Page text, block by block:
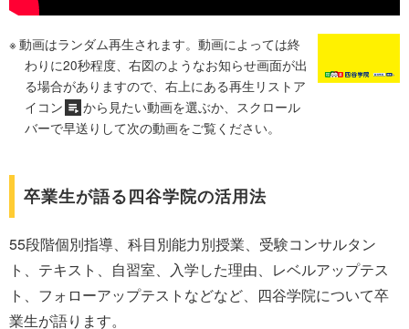
動画はランダム再生されます。動画によっては終
わりに20秒程度、右図のようなお知らせ画面が出
る場合がありますので、右上にある再生リストア
イコン
から見たい動画を選ぶか、スクロール
バーで早送りして次の動画をご覧ください。
卒業生が語る四谷学院の活用法
55段階個別指導、科目別能力別授業、受験コンサルタン
ト、テキスト、自習室、入学した理由、レベルアップテス
ト、フォローアップテストなどなど、四谷学院について卒
業生が語ります。